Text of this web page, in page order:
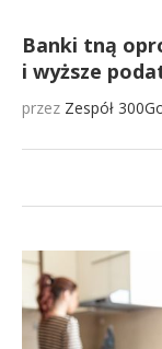
Banki tną
i wyższe
przez Zespół